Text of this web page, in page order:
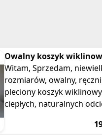
Owalny koszyk
ażurowym splotem na
Witam, Sprzedam, niewielkich
rozmiarów, owalny,
pleciony koszyk
ciepłych, naturalnych